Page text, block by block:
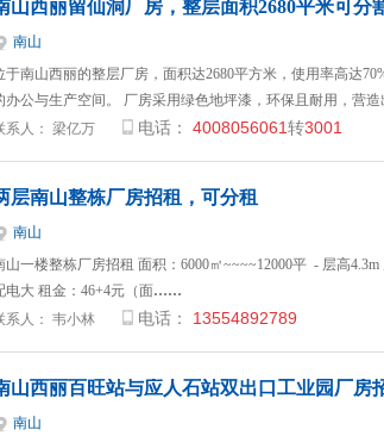
山西丽留仙洞厂房，整层面积2680平米可分
南山
于南山西丽的整层厂房，面积达2680平方米，使用率高达
办公与生产空间。 厂房采用绿色地坪漆，环保且耐用，营造
系人： 梁亿万 电话： 4008056061转3001
层南山整栋厂房招租，可分租
南山
山一楼整栋厂房招租 面积：6000㎡~~~~12000平 - 层高4.3m
电大 租金：46+4元（面……
系人： 韦小林 电话： 13554892789
山西丽百旺站与应人石站双出口工业园厂房
南山